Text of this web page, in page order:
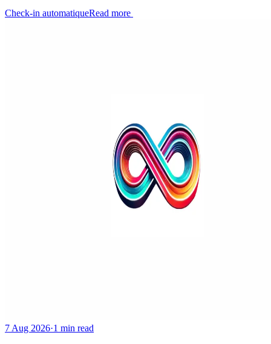
Check-in automatiqueRead more
7 Aug 2026·1 min read